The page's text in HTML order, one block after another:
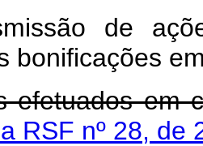
de
bonificações
efetuados em
RSF nº 28, de